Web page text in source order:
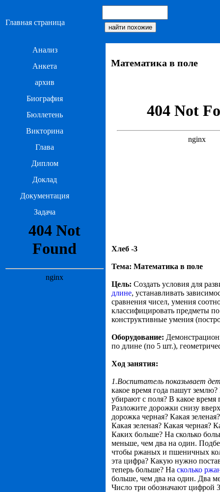
Главная страница
Анализ
Анкета
архив
Биография
Бюллетень
Викторина
Глава
Диплом
Доклад
Документация
Задача
Математика в поле
Хлеб -3
Тема: Математика в поле
Цель: Создать условия для
длине, устанавливать
сравнения чисел, умения
классифицировать предметы
конструктивные умения
Оборудование:
по длине (по 5 шт.),
Ход занятия:
1.Воспитатель показывает
какое время года пашут
убирают с поля? В какое время
Разложите дорожки снизу
дорожка черная? Какая
Какая зеленая? Какая
Каких больше? На сколько
меньше, чем два на один.
чтобы ржаных и пшеничных
эта цифра? Какую нужно
теперь больше? На сколько
больше, чем два на один. Два
Число три обозначают цифрой